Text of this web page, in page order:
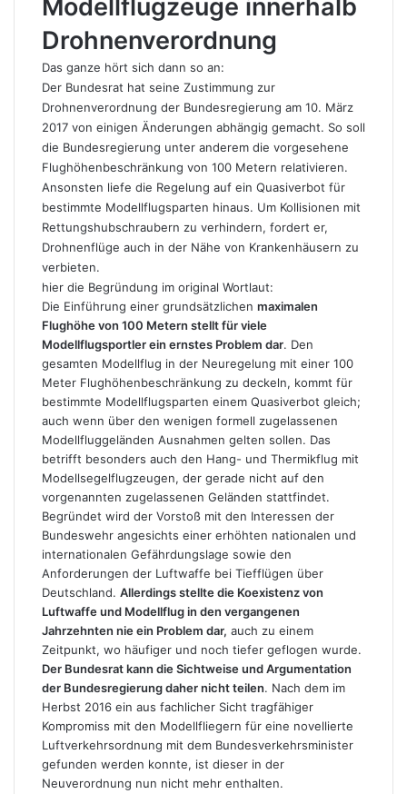
Modellflugzeuge innerhalb
Drohnenverordnung
Das ganze hört sich dann so an:
Der Bundesrat hat seine Zustimmung zur
Drohnenverordnung der Bundesregierung am 10. März
2017 von einigen Änderungen abhängig gemacht. So soll
die Bundesregierung unter anderem die vorgesehene
Flughöhenbeschränkung von 100 Metern relativieren.
Ansonsten liefe die Regelung auf ein Quasiverbot für
bestimmte Modellflugsparten hinaus. Um Kollisionen mit
Rettungshubschraubern zu verhindern, fordert er,
Drohnenflüge auch in der Nähe von Krankenhäusern zu
verbieten.
hier die Begründung im original Wortlaut:
Die Einführung einer grundsätzlichen maximalen
Flughöhe von 100 Metern stellt für viele
Modellflugsportler ein ernstes Problem dar. Den
gesamten Modellflug in der Neuregelung mit einer 100
Meter Flughöhenbeschränkung zu deckeln, kommt für
bestimmte Modellflugsparten einem Quasiverbot gleich;
auch wenn über den wenigen formell zugelassenen
Modellfluggeländen Ausnahmen gelten sollen. Das
betrifft besonders auch den Hang- und Thermikflug mit
Modellsegelflugzeugen, der gerade nicht auf den
vorgenannten zugelassenen Geländen stattfindet.
Begründet wird der Vorstoß mit den Interessen der
Bundeswehr angesichts einer erhöhten nationalen und
internationalen Gefährdungslage sowie den
Anforderungen der Luftwaffe bei Tiefflügen über
Deutschland. Allerdings stellte die Koexistenz von
Luftwaffe und Modellflug in den vergangenen
Jahrzehnten nie ein Problem dar, auch zu einem
Zeitpunkt, wo häufiger und noch tiefer geflogen wurde.
Der Bundesrat kann die Sichtweise und Argumentation
der Bundesregierung daher nicht teilen. Nach dem im
Herbst 2016 ein aus fachlicher Sicht tragfähiger
Kompromiss mit den Modellfliegern für eine novellierte
Luftverkehrsordnung mit dem Bundesverkehrsminister
gefunden werden konnte, ist dieser in der
Neuverordnung nun nicht mehr enthalten.